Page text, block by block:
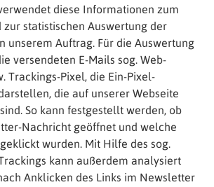
diese Informationen zum
zur statistischen Auswertung der
unserem Auftrag. Für die Auswertung
versendeten E-Mails sog. Web-
Trackings-Pixel, die Ein-Pixel-
die auf unserer Webseite
So kann festgestellt werden, ob
Nachricht geöffnet und welche
wurden. Mit Hilfe des sog.
kann außerdem analysiert
Anklicken des Links im Newsletter